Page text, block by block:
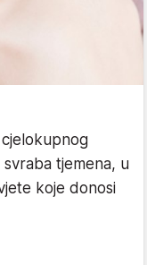
tjemena, u
koje donosi